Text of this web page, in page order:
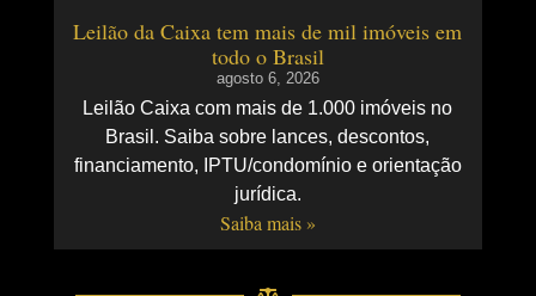
Leilão da Caixa tem mais de mil imóveis em
todo o Brasil
agosto 6, 2026
Leilão Caixa com mais de 1.000 imóveis no
Brasil. Saiba sobre lances, descontos,
financiamento, IPTU/condomínio e orientação
jurídica.
Saiba mais »